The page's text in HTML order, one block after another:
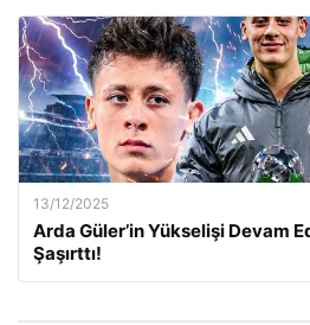
13/12/2025
Arda Güler’in Yükselişi Devam
Şaşırttı!